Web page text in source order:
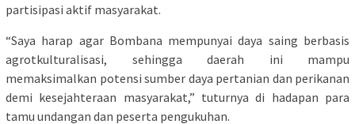
partisipasi aktif masyarakat.
“Saya harap agar Bombana mempunyai daya saing berbasis
agrotkulturalisasi, sehingga daerah ini mampu
memaksimalkan potensi sumber daya pertanian dan perikanan
demi kesejahteraan masyarakat,” tuturnya di hadapan para
tamu undangan dan peserta pengukuhan.